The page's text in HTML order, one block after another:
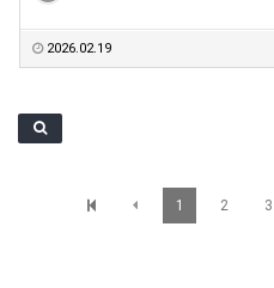
2026.02.19
1 2 3